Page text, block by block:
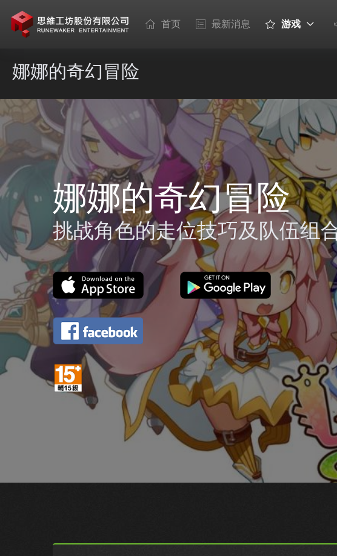
首页 最新消息 游戏
娜娜的奇幻冒险
娜娜的奇幻冒险
挑战角色的走位技巧及队伍组